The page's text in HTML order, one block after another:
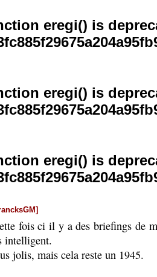
eregi() is
eregi() is
eregi() is
fois ci il y a des briefings de
intelligent.
jolis, mais cela reste un 1945.